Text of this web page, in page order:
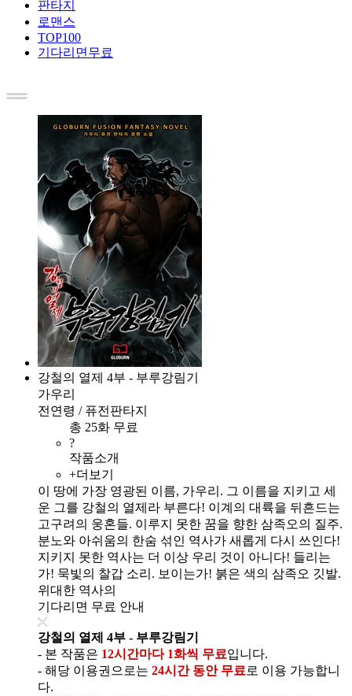
판타지
로맨스
TOP100
기다리면무료
강철의 열제 4부 - 부루강림기
가우리
전연령 / 퓨전판타지
총 25화 무료
?
작품소개
+더보기
이 땅에 가장 영광된 이름, 가우리. 그 이름을 지키고 세
운 그를 강철의 열제라 부른다! 이계의 대륙을 뒤흔드는
고구려의 웅혼들. 이루지 못한 꿈을 향한 삼족오의 질주.
분노와 아쉬움의 한숨 섞인 역사가 새롭게 다시 쓰인다!
지키지 못한 역사는 더 이상 우리 것이 아니다! 들리는
가! 묵빛의 찰갑 소리. 보이는가! 붉은 색의 삼족오 깃발.
위대한 역사의
기다리면 무료 안내
강철의 열제 4부 - 부루강림기
- 본 작품은 12시간마다 1화씩 무료입니다.
- 해당 이용권으로는 24시간 동안 무료 로 이용 가능합니
다.